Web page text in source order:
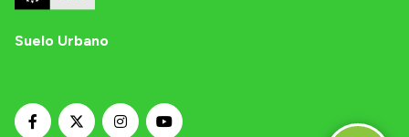
Suelo Urbano